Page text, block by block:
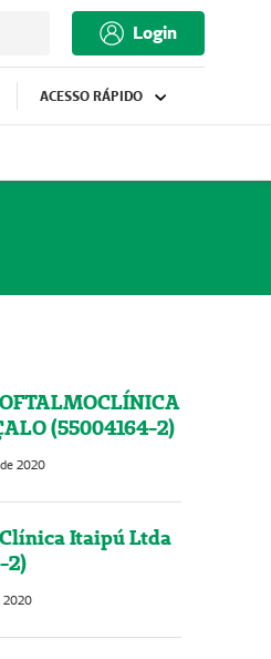
Login
ACESSO RÁPIDO
(55004164-2)
2020
Itaipú Ltda
2)
2020